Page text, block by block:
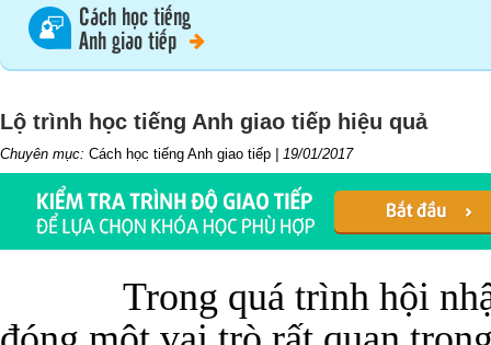
Cách học tiếng
Anh giao tiếp
Lộ trình học tiếng Anh giao tiếp hiệu quả
Chuyên mục: Cách học tiếng Anh giao tiếp 19/01/2017
Trong quá trình hội